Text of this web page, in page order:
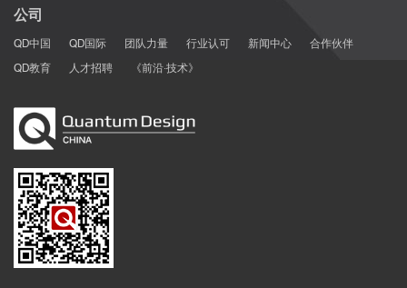
公司
QD中国 QD国际 团队力量 行业认可 新闻中心
合作伙伴
QD教育
人才招聘 《前沿·技术》